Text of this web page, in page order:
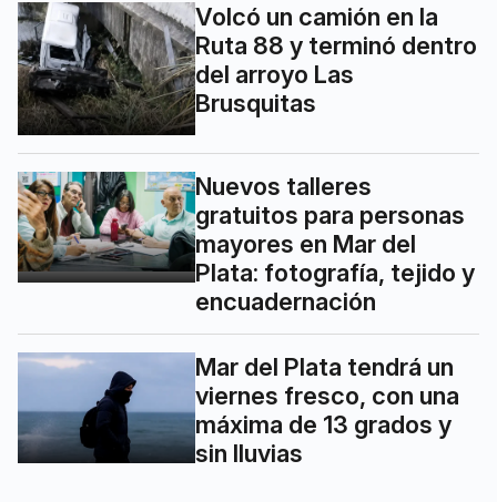
Volcó un camión en la
Ruta 88 y terminó dentro
del arroyo Las
Brusquitas
Nuevos talleres
gratuitos para personas
mayores en Mar del
Plata: fotografía, tejido y
encuadernación
Mar del Plata tendrá un
viernes fresco, con una
máxima de 13 grados y
sin lluvias